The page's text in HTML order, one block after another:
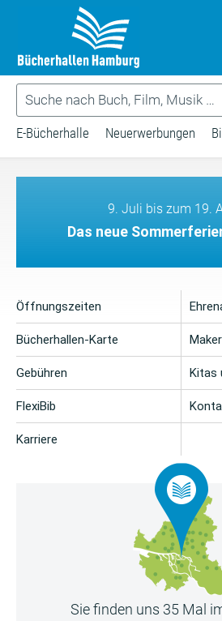
E-Bücherhalle Neuerwerbungen
9. Juli bis zum 19.
Das neue
Öffnungszeiten
Bücherhallen-Karte
Gebühren
FlexiBib
Karriere
Kitas
Sie finden uns 35 Mal